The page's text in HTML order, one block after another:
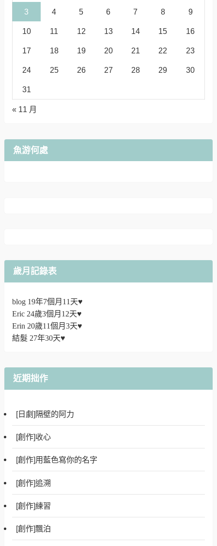
3 4 5 6 7 8 9
10 11 12 13 14 15 16
17 18 19 20 21 22 23
24 25 26 27 28 29 30
31
« 11 月
魚游何處
歲月記錄表
blog 19年7個月11天♥
Eric 24歲3個月12天♥
Erin 20歲11個月3天♥
結髮 27年30天♥
近期拙作
[日劇]隔壁的阿力
[創作]收心
[創作]用藍色寫你的名字
[創作]追溯
[創作]練習
[創作]飄泊